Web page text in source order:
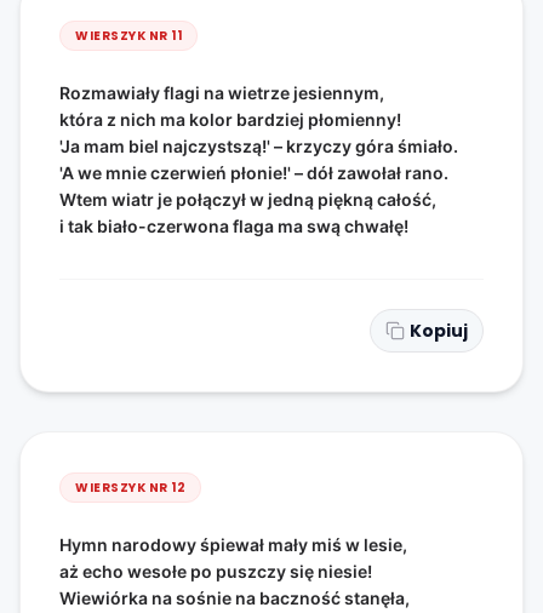
WIERSZYK NR 11
Rozmawiały flagi na wietrze jesiennym,
która z nich ma kolor bardziej płomienny!
'Ja mam biel najczystszą!' – krzyczy góra śmiało.
'A we mnie czerwień płonie!' – dół zawołał rano.
Wtem wiatr je połączył w jedną piękną całość,
i tak biało-czerwona flaga ma swą chwałę!
Kopiuj
WIERSZYK NR 12
Hymn narodowy śpiewał mały miś w lesie,
aż echo wesołe po puszczy się niesie!
Wiewiórka na sośnie na baczność stanęła,